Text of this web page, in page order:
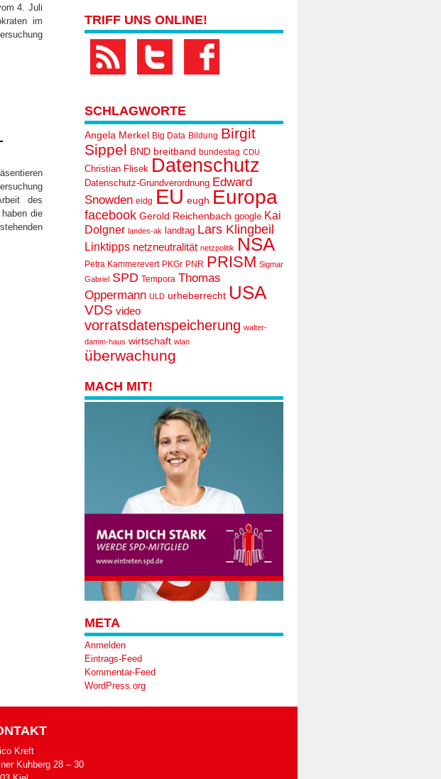
4. Juli
im
des
die
TRIFF UNS ONLINE!
SCHLAGWORTE
Angela Merkel Big Data Bildung Birgit
Sippel BND breitband bundestag CDU
Christian Flisek Datenschutz
Datenschutz-Grundverordnung Edward
Snowden eidg EU eugh Europa
facebook Gerold Reichenbach google Kai
Dolgner landes-ak landtag Lars Klingbeil
Linktipps netzneutralität netzpolitik NSA
Petra Kammerevert PKGr PNR PRISM Sigmar
Gabriel SPD Tempora Thomas
Oppermann ULD urheberrecht USA
VDS video
vorratsdatenspeicherung walter-
damm-haus wirtschaft wlan
überwachung
MACH MIT!
META
Anmelden
Eintrags-Feed
Kommentar-Feed
WordPress.org
Kreft
Kuh­berg 28 – 30